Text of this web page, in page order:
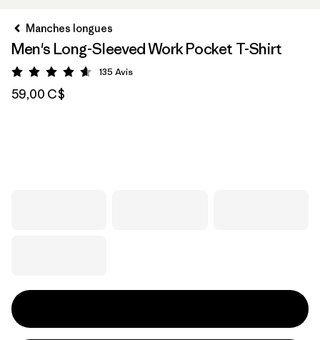
Manches longues
Men's Long-Sleeved Work Pocket T-Shirt
Évaluation: 4.7 / 5
135 Avis
59,00 C$